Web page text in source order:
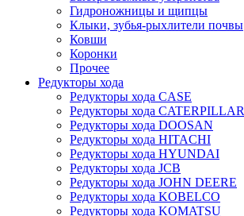
Гидроножницы и щипцы
Клыки, зубья-рыхлители почвы
Ковши
Коронки
Прочее
Редукторы хода
Редукторы хода CASE
Редукторы хода CATERPILLAR
Редукторы хода DOOSAN
Редукторы хода HITACHI
Редукторы хода HYUNDAI
Редукторы хода JCB
Редукторы хода JOHN DEERE
Редукторы хода KOBELCO
Редукторы хода KOMATSU